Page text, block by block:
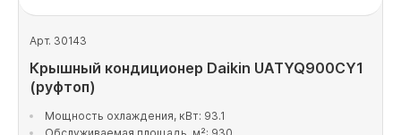
Арт. 30143
Крышный кондиционер Daikin UATYQ900CY1
(руфтоп)
Мощность охлаждения, кВт: 93.1